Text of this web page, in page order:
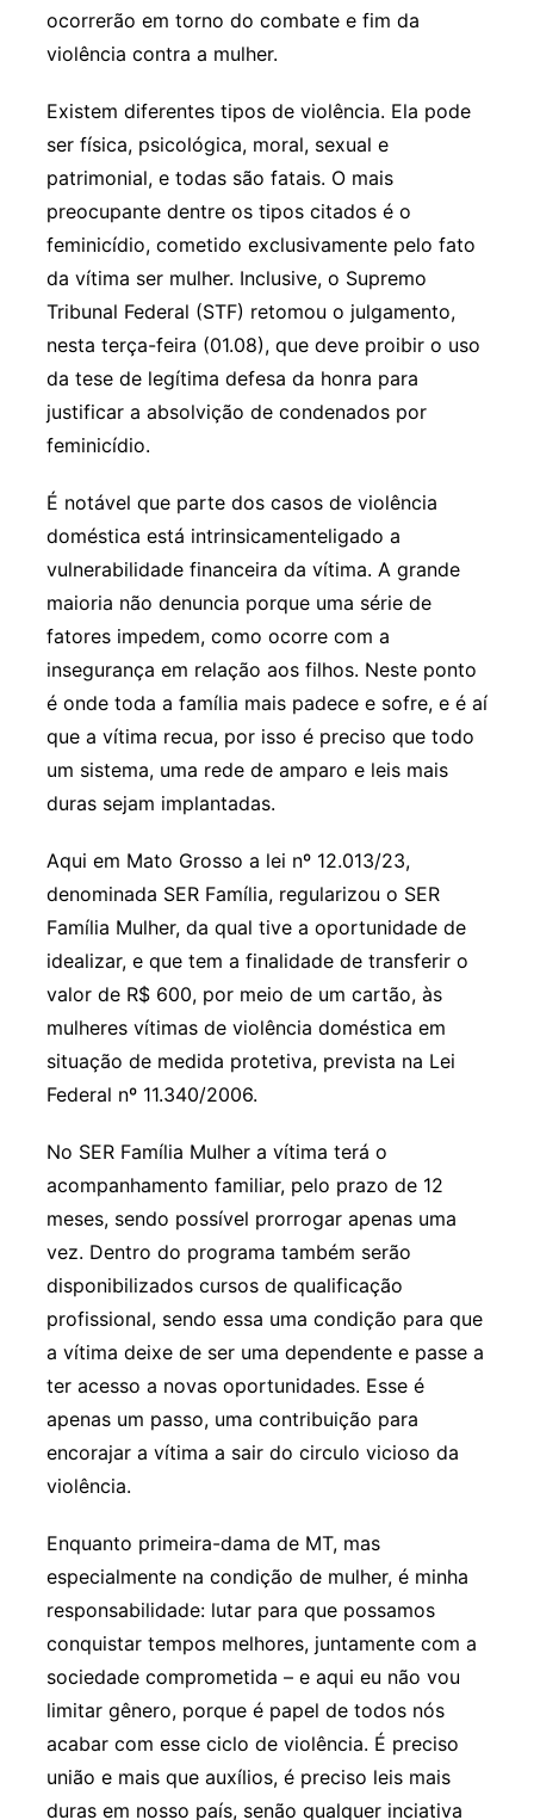
ocorrerão em torno do combate e fim da
violência contra a mulher.
Existem diferentes tipos de violência. Ela pode
ser física, psicológica, moral, sexual e
patrimonial, e todas são fatais. O mais
preocupante dentre os tipos citados é o
feminicídio, cometido exclusivamente pelo fato
da vítima ser mulher. Inclusive, o Supremo
Tribunal Federal (STF) retomou o julgamento,
nesta terça-feira (01.08), que deve proibir o uso
da tese de legítima defesa da honra para
justificar a absolvição de condenados por
feminicídio.
É notável que parte dos casos de violência
doméstica está intrinsicamenteligado a
vulnerabilidade financeira da vítima. A grande
maioria não denuncia porque uma série de
fatores impedem, como ocorre com a
insegurança em relação aos filhos. Neste ponto
é onde toda a família mais padece e sofre, e é aí
que a vítima recua, por isso é preciso que todo
um sistema, uma rede de amparo e leis mais
duras sejam implantadas.
Aqui em Mato Grosso a lei nº 12.013/23,
denominada SER Família, regularizou o SER
Família Mulher, da qual tive a oportunidade de
idealizar, e que tem a finalidade de transferir o
valor de R$ 600, por meio de um cartão, às
mulheres vítimas de violência doméstica em
situação de medida protetiva, prevista na Lei
Federal nº 11.340/2006.
No SER Família Mulher a vítima terá o
acompanhamento familiar, pelo prazo de 12
meses, sendo possível prorrogar apenas uma
vez. Dentro do programa também serão
disponibilizados cursos de qualificação
profissional, sendo essa uma condição para que
a vítima deixe de ser uma dependente e passe a
ter acesso a novas oportunidades. Esse é
apenas um passo, uma contribuição para
encorajar a vítima a sair do circulo vicioso da
violência.
Enquanto primeira-dama de MT, mas
especialmente na condição de mulher, é minha
responsabilidade: lutar para que possamos
conquistar tempos melhores, juntamente com a
sociedade comprometida – e aqui eu não vou
limitar gênero, porque é papel de todos nós
acabar com esse ciclo de violência. É preciso
união e mais que auxílios, é preciso leis mais
duras em nosso país, senão qualquer inciativa